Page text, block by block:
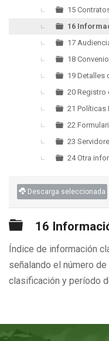
15
16
17
18
19 Detalles
20 Registro
21 Políticas
22
23
24 Otra
Descarga seleccionada
Carpeta
16
Índice de información
señalando el número
clasificación y período